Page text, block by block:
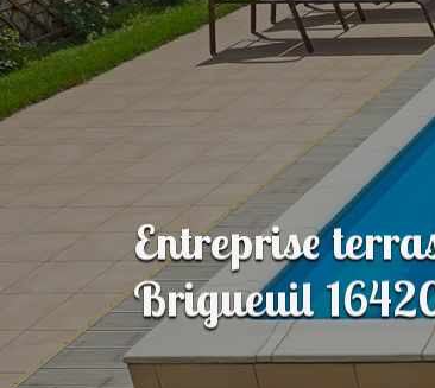
Entreprise
Brigueuil